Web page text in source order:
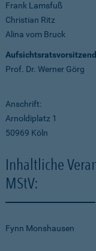
Frank Lamsfuß
Christian Ritz
Alina vom Bruck
Prof. Dr. Werner Görg
Anschrift:
Arnoldiplatz 1
50969 Köln
Inhaltliche
MStV:
Fynn Monshausen